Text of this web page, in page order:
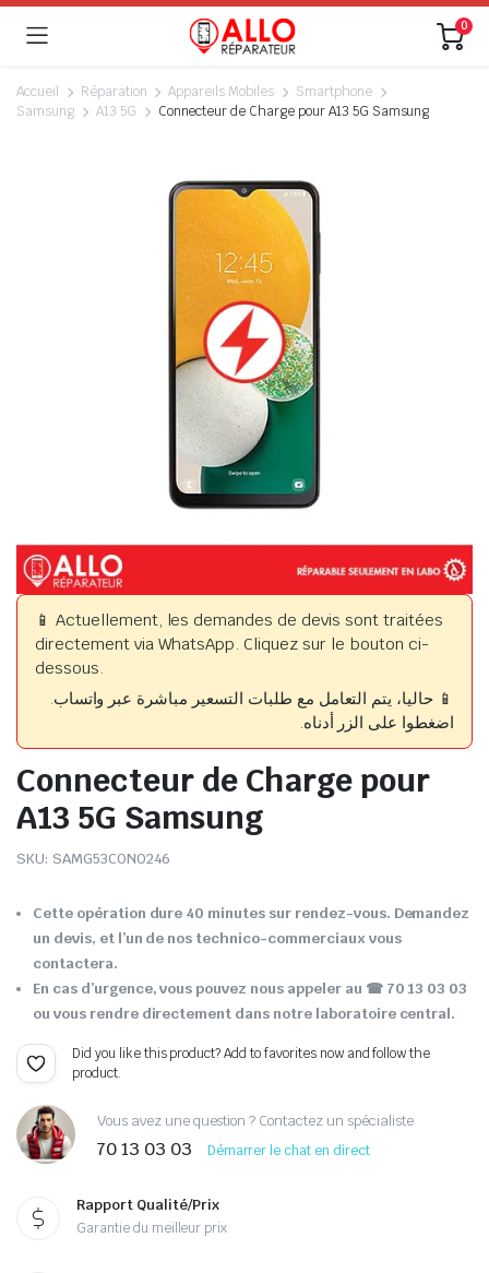
0
Accueil Réparation Appareils Mobiles
Smartphone
Samsung
A13 5G Connecteur de Charge pour A13 5G Samsung
📱 Actuellement, les demandes de devis sont traitées
directement via WhatsApp. Cliquez sur le bouton ci-
dessous.
📱 حاليا، يتم التعامل مع طلبات التسعير مباشرة عبر واتساب.
اضغطوا على الزر أدناه.
Connecteur de Charge pour
A13 5G Samsung
SKU: SAMG53CON0246
Cette opération dure 40 minutes sur rendez-vous. Demandez
un devis, et l’un de nos technico-commerciaux vous
contactera.
En cas d’urgence, vous pouvez nous appeler au ☎ 70 13 03 03
ou vous rendre directement dans notre laboratoire central.
Did you like this product? Add to favorites now and follow the
product.
Vous avez une question ? Contactez un spécialiste
70 13 03 03 Démarrer le chat en direct
Rapport Qualité/Prix
Garantie du meilleur prix